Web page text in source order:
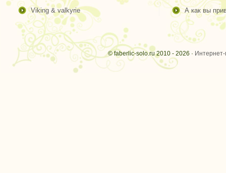
viking & valkyrie
а как вы
© faberlic-solo.ru 2010 - 2026 ·